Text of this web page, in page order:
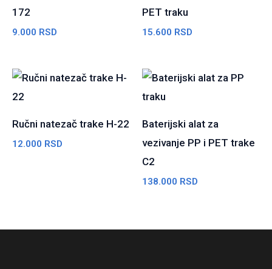
172
9.000 RSD
PET traku
15.600 RSD
Ručni natezač trake H-22
12.000 RSD
Baterijski alat za
vezivanje PP i PET trake
C2
138.000 RSD